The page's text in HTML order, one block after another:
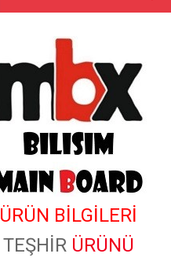
ÜRÜN BİLGİLERİ
TEŞHİR ÜRÜNÜ